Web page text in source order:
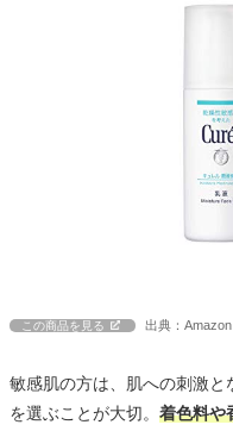
この商品を見る 出典：Amazon
敏感肌の方は、肌への刺激
を選ぶことが大切。 着色料や